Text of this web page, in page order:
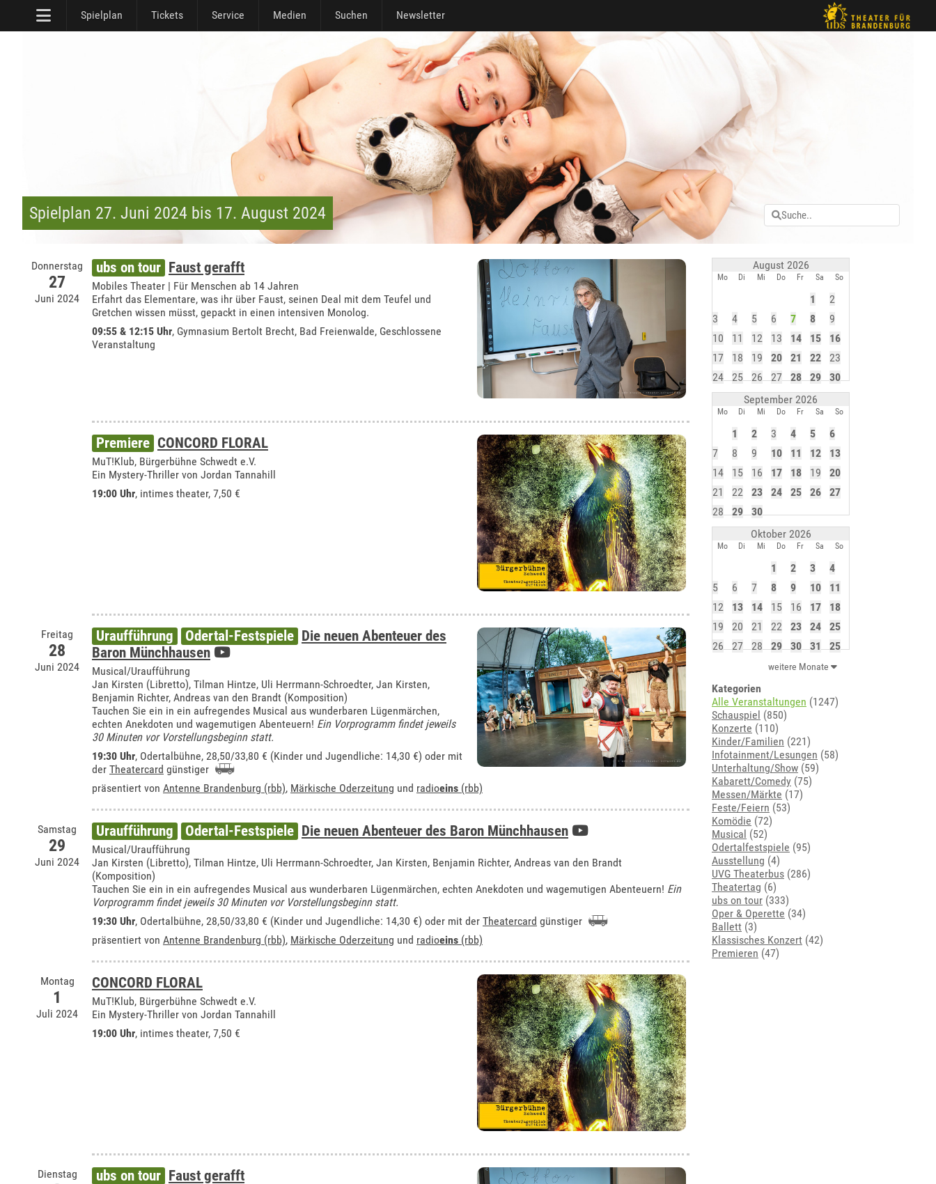
Spielplan Tickets Service Medien Suchen Newsletter
Spielplan 27. Juni 2024 bis 17. August 2024
Donnerstag
27
Juni 2024
ubs on tour Faust gerafft
Mobiles Theater | Für Menschen ab 14 Jahren
Erfahrt das Elementare, was ihr über Faust, seinen Deal mit dem Teufel und
Gretchen wissen müsst, gepackt in einen intensiven Monolog.
09:55 & 12:15 Uhr, Gymnasium Bertolt Brecht, Bad Freienwalde, Geschlossene
Veranstaltung
Premiere CONCORD FLORAL
MuT!Klub, Bürgerbühne Schwedt e.V.
Ein Mystery-Thriller von Jordan Tannahill
19:00 Uhr, intimes theater, 7,50 €
Freitag
28
Juni 2024
Uraufführung Odertal-Festspiele Die neuen Abenteuer des
Baron Münchhausen
Musical/Uraufführung
Jan Kirsten (Libretto), Tilman Hintze, Uli Herrmann-Schroedter, Jan Kirsten,
Benjamin Richter, Andreas van den Brandt (Komposition)
Tauchen Sie ein in ein aufregendes Musical aus wunderbaren Lügenmärchen,
echten Anekdoten und wagemutigen Abenteuern! Ein Vorprogramm findet jeweils
30 Minuten vor Vorstellungsbeginn statt.
19:30 Uhr, Odertalbühne, 28,50/33,80 € (Kinder und Jugendliche: 14,30 €) oder mit
der Theatercard günstiger
präsentiert von Antenne Brandenburg (rbb), Märkische Oderzeitung und radioeins (rbb)
Samstag
29
Juni 2024
Uraufführung Odertal-Festspiele Die neuen Abenteuer des Baron Münchhausen
Musical/Uraufführung
Jan Kirsten (Libretto), Tilman Hintze, Uli Herrmann-Schroedter, Jan Kirsten, Benjamin Richter, Andreas van den Brandt
(Komposition)
Tauchen Sie ein in ein aufregendes Musical aus wunderbaren Lügenmärchen, echten Anekdoten und wagemutigen Abenteuern! Ein
Vorprogramm findet jeweils 30 Minuten vor Vorstellungsbeginn statt.
19:30 Uhr, Odertalbühne, 28,50/33,80 € (Kinder und Jugendliche: 14,30 €) oder mit der Theatercard günstiger
präsentiert von Antenne Brandenburg (rbb), Märkische Oderzeitung und radioeins (rbb)
Montag
1
Juli 2024
CONCORD FLORAL
MuT!Klub, Bürgerbühne Schwedt e.V.
Ein Mystery-Thriller von Jordan Tannahill
19:00 Uhr, intimes theater, 7,50 €
Dienstag ubs on tour Faust gerafft
August 2026
Mo Di Mi Do Fr Sa So
1
2
3
4 5 6 7 8
9
10
11 12 13 14 15
16
17
18 19 20 21 22
23
24
25 26 27 28 29
30
September 2026
Mo Di Mi Do Fr Sa So
1 2 3 4 5
6
7
8 9 10 11 12
13
14
15 16 17 18 19
20
21
22 23 24 25 26
27
28
29
30
Oktober 2026
Mo Di Mi Do Fr Sa So
1 2 3
4
5
6 7 8 9 10
11
12
13 14 15 16 17
18
19
20 21 22 23 24
25
26
27 28 29 30 31 25
weitere Monate
Kategorien
Alle Veranstaltungen (1247)
Schauspiel (850)
Konzerte (110)
Kinder/Familien (221)
Infotainment/Lesungen (58)
Unterhaltung/Show (59)
Kabarett/Comedy (75)
Messen/Märkte (17)
Feste/Feiern (53)
Komödie (72)
Musical (52)
Odertalfestspiele (95)
Ausstellung (4)
UVG Theaterbus (286)
Theatertag (6)
ubs on tour (333)
Oper & Operette (34)
Ballett (3)
Klassisches Konzert (42)
Premieren (47)